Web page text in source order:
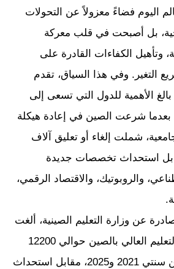
اليوم فضاءً معزولاً عن التحولات
بل أصبحت في قلب معركة
وتأهيل الكفاءات القادرة على
التغير. وفي هذا السياق، تقدم
بالغ الأهمية للدول التي تسعى إلى
بعدما شرعت الصين في إعادة هيكلة
شملت إلغاء أو تعليق آلاف
مقابل استحداث تخصصات جديدة
والروبوتيك، والاقتصاد الرقمي،
عن وزارة التعليم الصينية، ألغت
أو علقت مؤسسات التعليم العالي بالصين حوالي 12200
برنامج بكالوريوس بين سنتي 2021 و2025، مقابل استحداث